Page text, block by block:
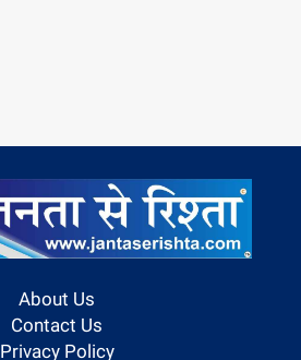
About Us
Contact Us
Privacy Policy